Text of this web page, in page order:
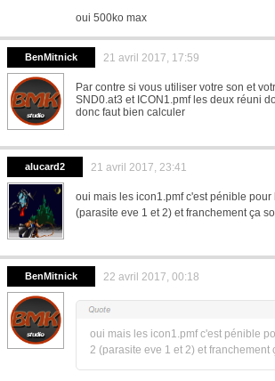
oui 500ko max
BenMitnick 21 avril 2017, 17:59
Par contre si vous utiliser votre son et
SND0.at3 et ICON1.pmf les deux réuni
donc faut bien calculer
alucard2 21 avril 2017, 23:41
oui mais les icon1.pmf c'est pénible pour
(parasite eve 1 et 2) et franchement ça
BenMitnick 22 avril 2017, 00:18
oui mais les icon1.pmf c'est pénible
2 (parasite eve 1 et 2) et franchement